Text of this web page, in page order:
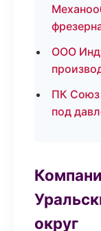
ООО
ПК Союз
под
округ